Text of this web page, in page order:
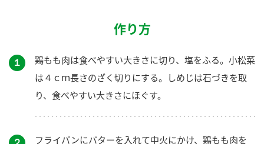
作り方
１
鶏もも肉は食べやすい大きさに切り、塩をふる。小松菜
は４ｃｍ長さのざく切りにする。しめじは石づきを取
り、食べやすい大きさにほぐす。
フライパンにバターを入れて中火にかけ、鶏もも肉を